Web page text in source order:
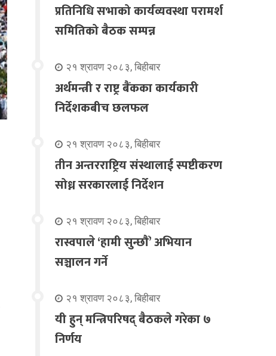
प्रतिनिधि सभाको कार्यव्यवस्था परामर्श
समितिको बैठक सम्पन्न
२१ श्रावण २०८३, बिहीबार
अर्थमन्त्री र राष्ट्र बैंकका कार्यकारी
निर्देशकबीच छलफल
२१ श्रावण २०८३, बिहीबार
तीन अन्तरराष्ट्रिय संस्थालाई स्पष्टीकरण
सोध्न सरकारलाई निर्देशन
२१ श्रावण २०८३, बिहीबार
रास्वपाले ‘हामी सुन्छौँ’ अभियान
सञ्चालन गर्ने
२१ श्रावण २०८३, बिहीबार
यी हुन् मन्त्रिपरिषद् बैठकले गरेका ७
निर्णय